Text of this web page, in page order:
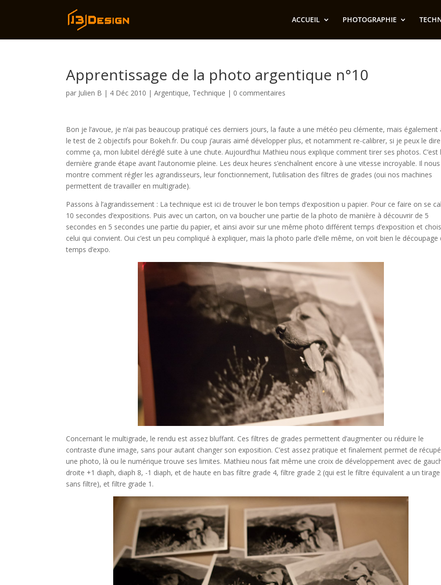
ACCUEIL PHOTOGRAPHIE
Apprentissage de la photo argentique n°10
par Julien B | 4 Déc 2010 |Argentique, Technique | 0 commentaires
Bon je l’avoue, je n’ai pas beaucoup pratiqué ces derniers jours, la faute a une météo peu clémente, mais également
le test de 2 objectifs pour Bokeh.fr. Du coup j’aurais aimé développer plus, et notamment re-calibrer, si je peux le dire
comme ça, mon lubitel déréglé suite à une chute. Aujourd’hui Mathieu nous explique comment tirer ses photos. C’est
dernière grande étape avant l’autonomie pleine. Les deux heures s’enchaînent encore à une vitesse incroyable. Il nous
montre comment régler les agrandisseurs, leur fonctionnement, l’utilisation des filtres de grades (oui nos machines
permettent de travailler en multigrade).
Passons à l’agrandissement : La technique est ici de trouver le bon temps d’exposition u papier. Pour ce faire on se
10 secondes d’expositions. Puis avec un carton, on va boucher une partie de la photo de manière à découvrir de 5
secondes en 5 secondes une partie du papier, et ainsi avoir sur une même photo différent temps d’exposition et
celui qui convient. Oui c’est un peu compliqué à expliquer, mais la photo parle d’elle même, on voit bien le découpage
temps d’expo.
Concernant le multigrade, le rendu est assez bluffant. Ces filtres de grades permettent d’augmenter ou réduire le
contraste d’une image, sans pour autant changer son exposition. C’est assez pratique et finalement permet de
une photo, là ou le numérique trouve ses limites. Mathieu nous fait même une croix de développement avec de
droite +1 diaph, diaph 8, -1 diaph, et de haute en bas filtre grade 4, filtre grade 2 (qui est le filtre équivalent a un tirage
sans filtre), et filtre grade 1.